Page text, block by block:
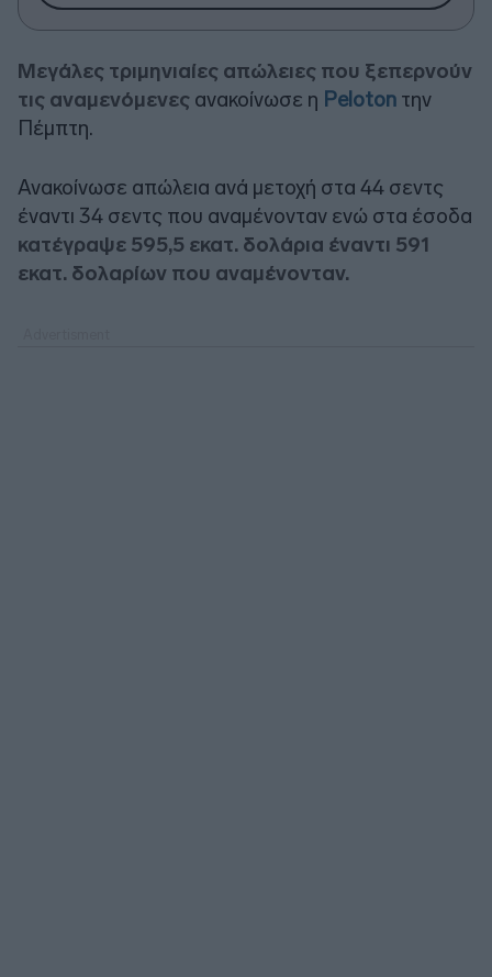
Μεγάλες τριμηνιαίες απώλειες που ξεπερνούν
τις αναμενόμενες ανακοίνωσε η Peloton την
Πέμπτη.
Ανακοίνωσε απώλεια ανά μετοχή στα 44 σεντς
έναντι 34 σεντς που αναμένονταν ενώ στα έσοδα
κατέγραψε 595,5 εκατ. δολάρια έναντι 591
εκατ. δολαρίων που αναμένονταν.